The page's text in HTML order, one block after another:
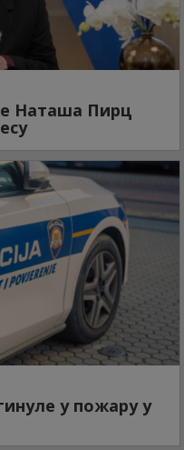
Наташа Пирц
у пожару у